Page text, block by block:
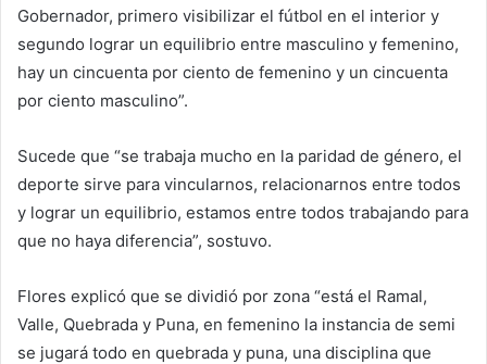
Gobernador, primero visibilizar el fútbol en el interior y
segundo lograr un equilibrio entre masculino y femenino,
hay un cincuenta por ciento de femenino y un cincuenta
por ciento masculino”.
Sucede que “se trabaja mucho en la paridad de género, el
deporte sirve para vincularnos, relacionarnos entre todos
y lograr un equilibrio, estamos entre todos trabajando para
que no haya diferencia”, sostuvo.
Flores explicó que se dividió por zona “está el Ramal,
Valle, Quebrada y Puna, en femenino la instancia de semi
se jugará todo en quebrada y puna, una disciplina que